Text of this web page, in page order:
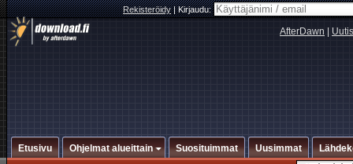
Rekisteröidy|Kirjaudu:
AfterDawn
Etusivu Ohjelmat alueittain Suosituimmat Uusimmat